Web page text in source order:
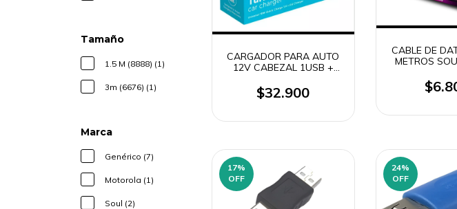
Tamaño
1.5 M (8888) (1)
3m (6676) (1)
Marca
Genérico (7)
Motorola (1)
Soul (2)
CARGADOR PARA AUTO
12V CABEZAL 1USB +
MOTOROLA ORIGINAL
$32.900
CABLE DE
METROS
17%
OFF
24%
OFF